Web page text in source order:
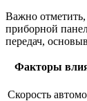
Важно отметить,
приборной
передач,
Факторы
Скорость